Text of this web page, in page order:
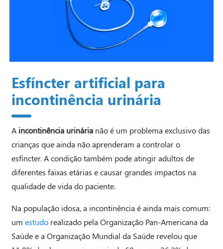
Esfíncter artificial para
incontinência urinária
A incontinência urinária não é um problema exclusivo das
crianças que ainda não aprenderam a controlar o
esfíncter. A condição também pode atingir adultos de
diferentes faixas etárias e causar grandes impactos na
qualidade de vida do paciente.
Na população idosa, a incontinência é ainda mais comum:
um estudo realizado pela Organização Pan-Americana da
Saúde e a Organização Mundial da Saúde revelou que